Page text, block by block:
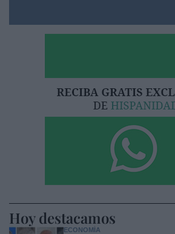
Hoy destacamos
ECONOMÍA